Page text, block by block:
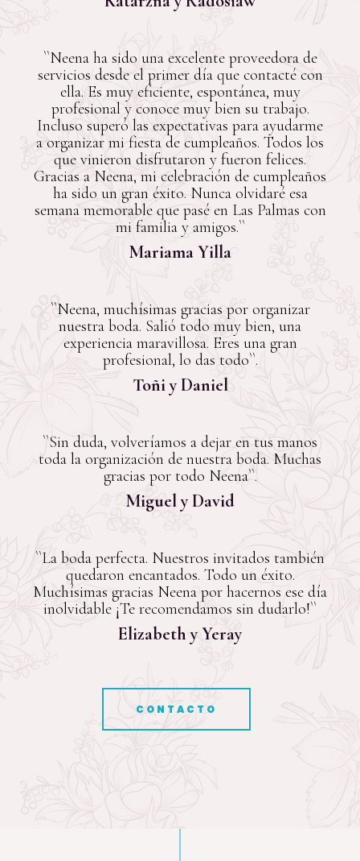
``Neena ha sido una excelente proveedora de
servicios desde el primer día que contacté con
ella. Es muy eficiente, espontánea, muy
profesional y conoce muy bien su trabajo.
Incluso superó las expectativas para ayudarme
a organizar mi fiesta de cumpleaños. Todos los
que vinieron disfrutaron y fueron felices.
Gracias a Neena, mi celebración de cumpleaños
ha sido un gran éxito. Nunca olvidaré esa
semana memorable que pasé en Las Palmas con
mi familia y amigos.``
Mariama Yilla
``Neena, muchísimas gracias por organizar
nuestra boda. Salió todo muy bien, una
experiencia maravillosa. Eres una gran
profesional, lo das todo``.
Toñi y Daniel
``Sin duda, volveríamos a dejar en tus manos
toda la organización de nuestra boda. Muchas
gracias por todo Neena``.
Miguel y David
``La boda perfecta. Nuestros invitados también
quedaron encantados. Todo un éxito.
Muchísimas gracias Neena por hacernos ese día
inolvidable ¡Te recomendamos sin dudarlo!``
Elizabeth y Yeray
CONTACTO